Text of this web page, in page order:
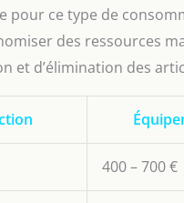
pour ce type de
des ressources
et d’élimination des
400 – 700 €